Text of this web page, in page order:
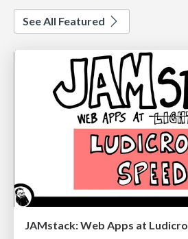
See All Featured